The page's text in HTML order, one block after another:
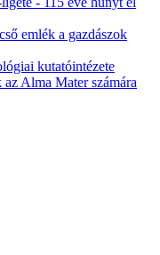
emlék a gazdászok
kutatóintézete
Alma Mater számára